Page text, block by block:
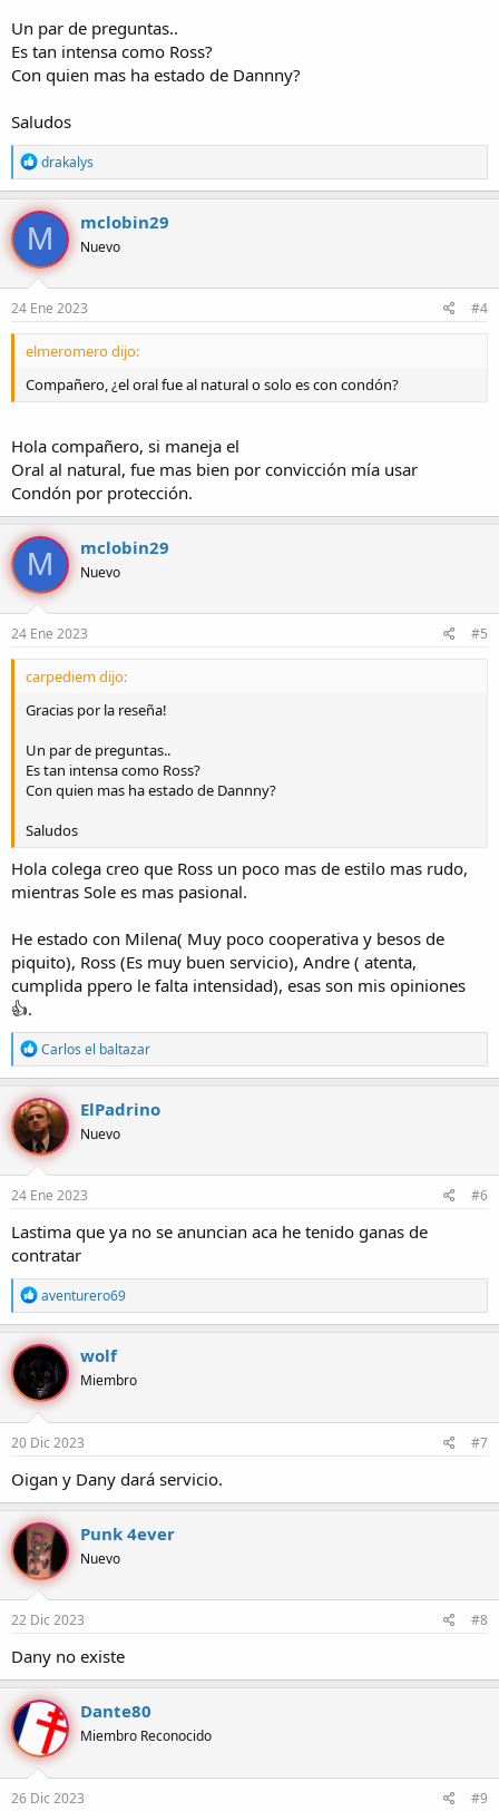
Un par de preguntas..
Es tan intensa como Ross?
Con quien mas ha estado de Dannny?
Saludos
R
e
a
c
c
i
o
n
e
drakalys
M mclobin29
Nuevo
24 Ene 2023 #4
elmeromero dijo:
Compañero, ¿el oral fue al natural o solo es con condón?
Hola compañero, si maneja el
Oral al natural, fue mas bien por convicción mía usar
Condón por protección.
M mclobin29
Nuevo
24 Ene 2023 #5
carpediem dijo:
Gracias por la reseña!
Un par de preguntas..
Es tan intensa como Ross?
Con quien mas ha estado de Dannny?
Saludos
Hola colega creo que Ross un poco mas de estilo mas rudo,
mientras Sole es mas pasional.
He estado con Milena( Muy poco cooperativa y besos de
piquito), Ross (Es muy buen servicio), Andre ( atenta,
cumplida ppero le falta intensidad), esas son mis opiniones
👍.
R
e
a
c
c
i
o
n
e
:
Carlos el baltazar
ElPadrino
Nuevo
24 Ene 2023 #6
Lastima que ya no se anuncian aca he tenido ganas de
contratar
R
e
a
c
i
o
n
e
s
aventurero69
wolf
Miembro
20 Dic 2023 #7
Oigan y Dany dará servicio.
Punk 4ever
Nuevo
22 Dic 2023 #8
Dany no existe
Dante80
Miembro Reconocido
26 Dic 2023 #9